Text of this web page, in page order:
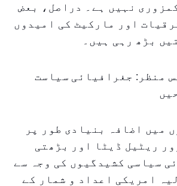
نہیں ہے۔ دراصل، بعض
اور مارکیٹ کی امیدوں
بڑھ رہی ہیں۔
منظر: جغرافیائی سیاست
میں اضافہ بنیادی طور پر
ریٹیل ڈیٹا اور بڑھتی
سیاسی کشیدگیوں کی وجہ سے
امریکی اعداد و شمار کے